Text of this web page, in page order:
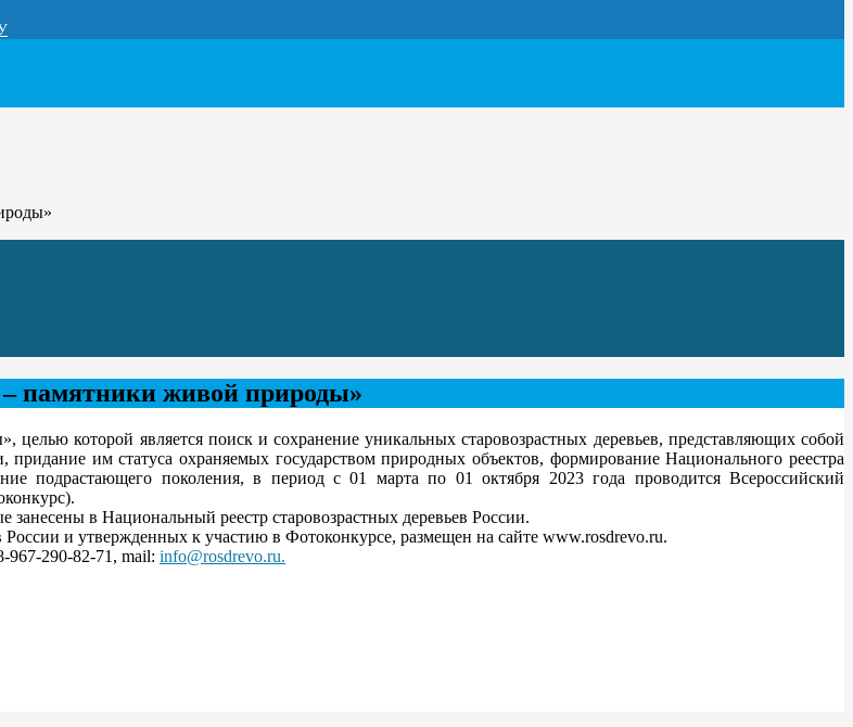
– памятники живой природы»
которой является поиск и сохранение уникальных старовозрастных деревьев, представляющих собой
им статуса охраняемых государством природных объектов, формирование Национального реестра
подрастающего поколения, в период с 01 марта по 01 октября 2023 года проводится Всероссийский
в Национальный реестр старовозрастных деревьев России.
и утвержденных к участию в Фотоконкурсе, размещен на сайте www.rosdrevo.ru.
290-82-71, mail: info@rosdrevo.ru.